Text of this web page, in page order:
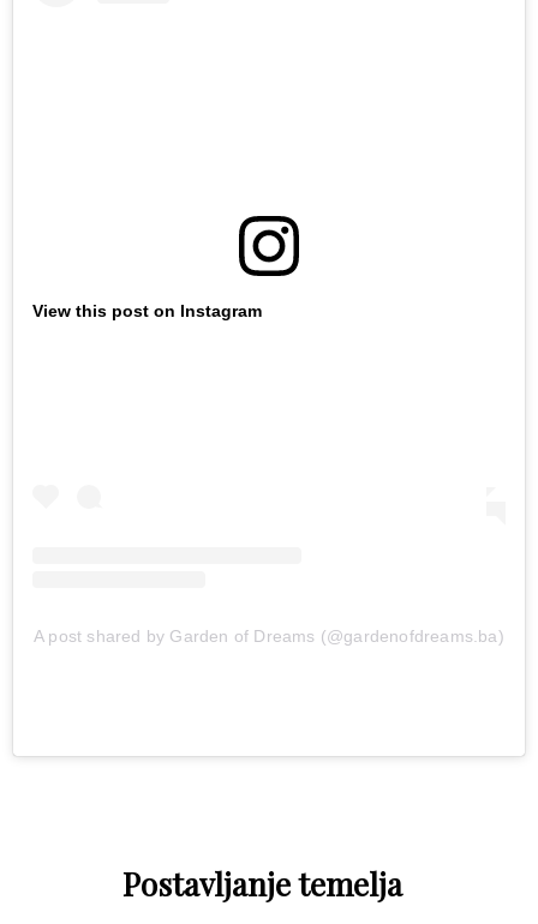
View this post on Instagram
A post shared by Garden of Dreams (@gardenofdreams.ba)
Postavljanje temelja